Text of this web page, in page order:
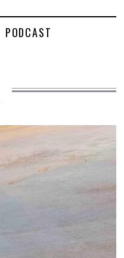
PODCAST